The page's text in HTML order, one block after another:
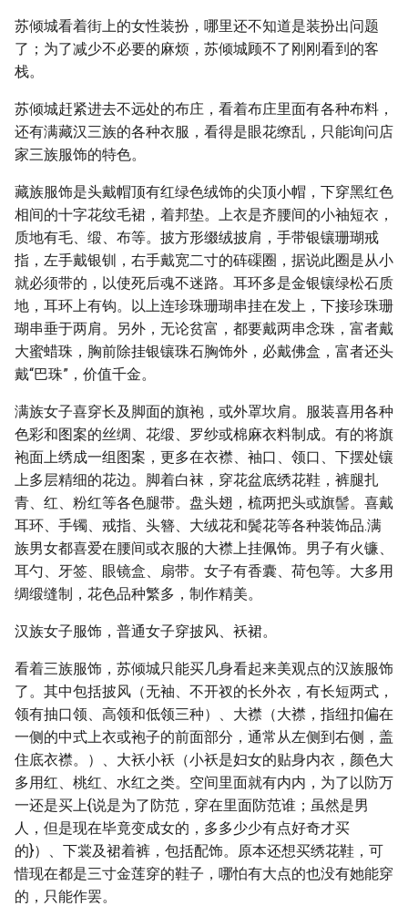
苏倾城看着街上的女性装扮，哪里还不知道是装扮出问题
了；为了减少不必要的麻烦，苏倾城顾不了刚刚看到的客
栈。
苏倾城赶紧进去不远处的布庄，看着布庄里面有各种布料，
还有满藏汉三族的各种衣服，看得是眼花缭乱，只能询问店
家三族服饰的特色。
藏族服饰是头戴帽顶有红绿色绒饰的尖顶小帽，下穿黑红色
相间的十字花纹毛裙，着邦垫。上衣是齐腰间的小袖短衣，
质地有毛、缎、布等。披方形缀绒披肩，手带银镶珊瑚戒
指，左手戴银钏，右手戴宽二寸的砗磲圈，据说此圈是从小
就必须带的，以使死后魂不迷路。耳环多是金银镶绿松石质
地，耳环上有钩。以上连珍珠珊瑚串挂在发上，下接珍珠珊
瑚串垂于两肩。另外，无论贫富，都要戴两串念珠，富者戴
大蜜蜡珠，胸前除挂银镶珠石胸饰外，必戴佛盒，富者还头
戴“巴珠”，价值千金。
满族女子喜穿长及脚面的旗袍，或外罩坎肩。服装喜用各种
色彩和图案的丝绸、花缎、罗纱或棉麻衣料制成。有的将旗
袍面上绣成一组图案，更多在衣襟、袖口、领口、下摆处镶
上多层精细的花边。脚着白袜，穿花盆底绣花鞋，裤腿扎
青、红、粉红等各色腿带。盘头翅，梳两把头或旗髻。喜戴
耳环、手镯、戒指、头簪、大绒花和鬓花等各种装饰品.满
族男女都喜爱在腰间或衣服的大襟上挂佩饰。男子有火镰、
耳勺、牙签、眼镜盒、扇带。女子有香囊、荷包等。大多用
绸缎缝制，花色品种繁多，制作精美。
汉族女子服饰，普通女子穿披风、袄裙。
看着三族服饰，苏倾城只能买几身看起来美观点的汉族服饰
了。其中包括披风（无袖、不开衩的长外衣，有长短两式，
领有抽口领、高领和低领三种）、大襟（大襟，指纽扣偏在
一侧的中式上衣或袍子的前面部分，通常从左侧到右侧，盖
住底衣襟。）、大袄小袄（小袄是妇女的贴身内衣，颜色大
多用红、桃红、水红之类。空间里面就有内内，为了以防万
一还是买上{说是为了防范，穿在里面防范谁；虽然是男
人，但是现在毕竟变成女的，多多少少有点好奇才买
的}）、下裳及裙着裤，包括配饰。原本还想买绣花鞋，可
惜现在都是三寸金莲穿的鞋子，哪怕有大点的也没有她能穿
的，只能作罢。